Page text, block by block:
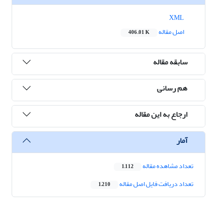
اصل مقاله
406.01 K
سابقه مقاله
هم رسانی
ارجاع به این مقاله
آمار
تعداد مشاهده مقاله 1,112
تعداد دریافت فایل اصل مقاله 1,210